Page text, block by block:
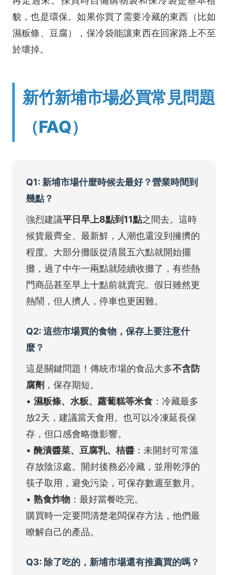
貌，也是環保。如果你買了需要冷藏的東西（比如
濕粄條、豆腐），保冷袋能讓東西在回家路上不至
於壞掉。
新竹新埔市場必買常見問題
（FAQ）
Q1: 新埔市場什麼時候去最好？營業時間到
幾點？
強烈建議平日早上8點到11點之間去。這時
候貨最齊全、最新鮮，人潮也還沒到擁擠的
程度。大部分攤販從清晨五六點就開始擺
攤，過了中午一兩點就陸續收攤了，有些熱
門商品甚至早上十點前就賣完。假日雖然更
熱鬧，但人擠人，停車也更困難。
Q2: 這些市場買的食物，保存上要注意什
麼？
這是關鍵問題！傳統市場的食品大多不含防
腐劑 ，保存期短。
• 濕粄條、水粄、蘿蔔糕等米食 ：冷藏最多
放2天，建議當天食用。也可以冷凍延長保
存，但口感會略微影響。
• 醃漬醬菜、豆腐乳、桔醬 ：未開封可常溫
存放陰涼處。開封後務必冷藏，並用乾淨的
筷子取用，避免污染，可保存數週至數月。
• 熟食炸物 ：最好當餐吃完。
購買時一定要問清楚老闆保存方法，他們最
瞭解自己的產品。
Q3: 除了吃的，新埔市場還有推薦買的嗎？